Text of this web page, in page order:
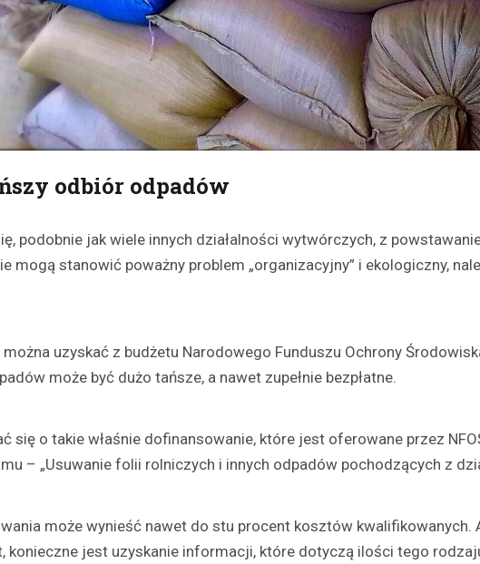
odbiór odpadów
podobnie jak wiele innych działalności wytwórczych, z
mogą stanowić poważny problem „organizacyjny” i ekologiczny,
uzyskać z budżetu Narodowego Funduszu Ochrony
może być dużo tańsze, a nawet zupełnie bezpłatne.
się o takie właśnie dofinansowanie, które jest oferowane przez
– „Usuwanie folii rolniczych i innych odpadów pochodzących z
może wynieść nawet do stu procent kosztów kwalifikowanych.
konieczne jest uzyskanie informacji, które dotyczą ilości tego
uciekający z
Ujeździe
policję
W niedawnym
miał miejsce w